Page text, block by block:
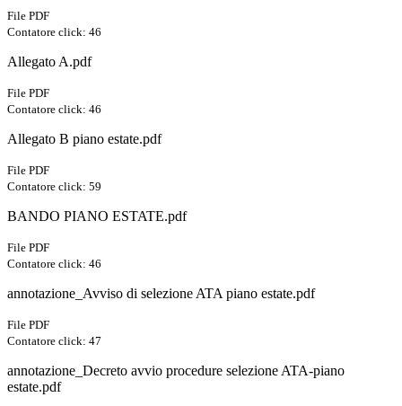
File PDF
Contatore click: 46
Allegato A.pdf
File PDF
Contatore click: 46
Allegato B piano estate.pdf
File PDF
Contatore click: 59
BANDO PIANO ESTATE.pdf
File PDF
Contatore click: 46
annotazione_Avviso di selezione ATA piano estate.pdf
File PDF
Contatore click: 47
annotazione_Decreto avvio procedure selezione ATA-piano
estate.pdf